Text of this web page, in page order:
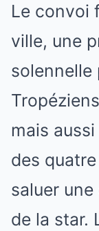
Le convoi
ville, une
solennelle
mais
des
saluer
de la star.